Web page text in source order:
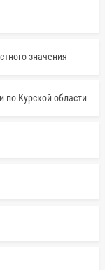
значения
по Курской области